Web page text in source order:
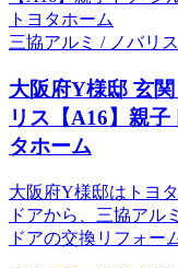
トヨタホーム
三協アルミ / ノバリ
大阪府Y様邸 玄
リス【A16】親
タホーム
大阪府Y様邸はトヨ
ドアから、三協アル
ドアの交換リフォ